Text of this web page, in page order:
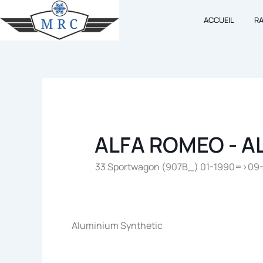
au
ACCUEIL
ALFA ROMEO -
33 Sportwagon (907B_) 01-1990=>09-
Aluminium Synthetic